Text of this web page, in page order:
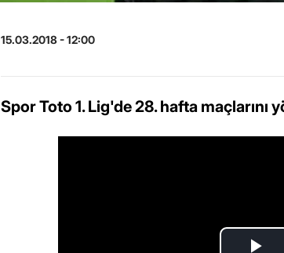
15.03.2018 - 12:00
Spor Toto 1. Lig'de 28. hafta